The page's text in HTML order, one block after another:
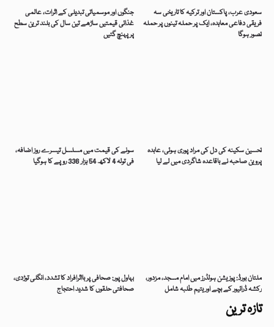
تازہ ترین
جنگوں اور موسمیاتی تبدیلی کے اثرات، عالمی
غذائی قیمتیں ساڑھے تین سال کی بلند ترین سطح
پر پہنچ گئیں
سعودی عرب، پاکستان اور ترکیہ کا تاریخی سہ
فریقی دفاعی معاہدہ، ایک پر حملہ تینوں پر حملہ
تصور ہوگا
سونے کی قیمت میں مسلسل تیسرے روز اضافہ،
فی تولہ 4 لاکھ 54 ہزار 336 روپے کا ہوگیا
تحسین سکینہ کی دل کی مراد پوری ہوئی، عابدہ
پروین صاحبہ نے باقاعدہ شاگردی میں لے لیا
بہاول پور: صحافی پر بااثرافراد کا تشدد، انگلی توڑدی،
صحافتی حلقوں کا شدید احتجاج
ملتان بورڈ: پوزیشن ہولڈرز میں امام مسجد، مزدور،
رکشہ ڈرائیور کے بچے اور یتیم طلبہ شامل